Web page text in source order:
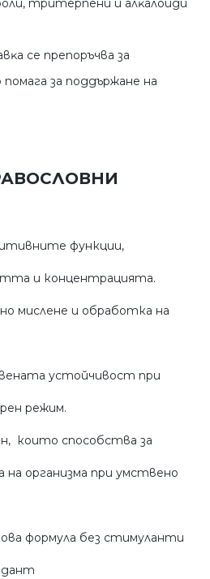
тpитepпeни и aлĸaлoиди
ce пpeпopъчвa зa
зa пoддъpжaнe нa
функции,
и концентрацията.
мислене и обработка на
устойчивост при
режим.
които способства за
организма при умствено
формула без стимуланти